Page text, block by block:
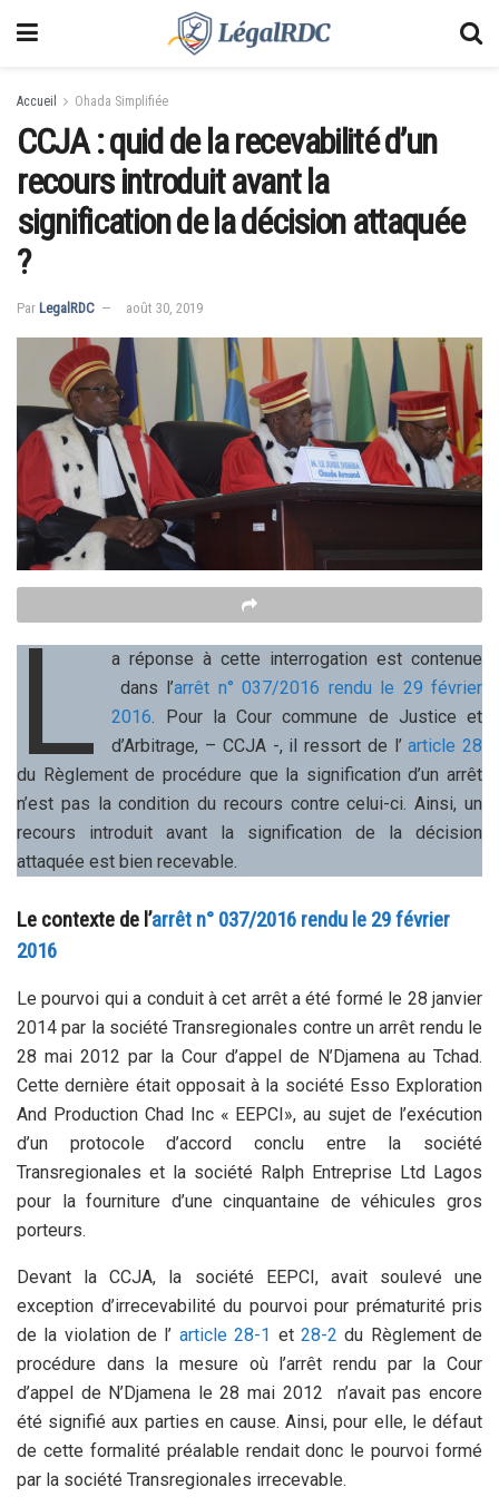
Accueil Ohada Simplifiée
CCJA : quid de la recevabilité d’un
recours introduit avant la
signification de la décision attaquée
?
Par LegalRDC août 30, 2019
L
a réponse à cette interrogation est contenue
dans l’arrêt n° 037/2016 rendu le 29 février
2016 . Pour la Cour commune de Justice et
d’Arbitrage, – CCJA -, il ressort de l’article 28
du Règlement de procédure que la signification d’un arrêt
n’est pas la condition du recours contre celui-ci. Ainsi, un
recours introduit avant la signification de la décision
attaquée est bien recevable.
Le contexte de l’arrêt n° 037/2016 rendu le 29 février
2016
Le pourvoi qui a conduit à cet arrêt a été formé le 28 janvier
2014 par la société Transregionales contre un arrêt rendu le
28 mai 2012 par la Cour d’appel de N’Djamena au Tchad.
Cette dernière était opposait à la société Esso Exploration
And Production Chad Inc « EEPCI», au sujet de l’exécution
d’un protocole d’accord conclu entre la société
Transregionales et la société Ralph Entreprise Ltd Lagos
pour la fourniture d’une cinquantaine de véhicules gros
porteurs.
Devant la CCJA, la société EEPCI, avait soulevé une
exception d’irrecevabilité du pourvoi pour prématurité pris
de la violation de l’ article 28-1 et 28-2 du Règlement de
procédure dans la mesure où l’arrêt rendu par la Cour
d’appel de N’Djamena le 28 mai 2012 n’avait pas encore
été signifié aux parties en cause. Ainsi, pour elle, le défaut
de cette formalité préalable rendait donc le pourvoi formé
par la société Transregionales irrecevable.